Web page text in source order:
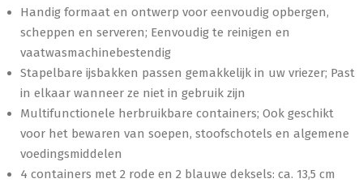
Handig formaat en ontwerp voor eenvoudig opbergen,
scheppen en serveren; Eenvoudig te reinigen en
vaatwasmachinebestendig
Stapelbare ijsbakken passen gemakkelijk in uw vriezer; Past
in elkaar wanneer ze niet in gebruik zijn
Multifunctionele herbruikbare containers; Ook geschikt
voor het bewaren van soepen, stoofschotels en algemene
voedingsmiddelen
4 containers met 2 rode en 2 blauwe deksels: ca. 13,5 cm